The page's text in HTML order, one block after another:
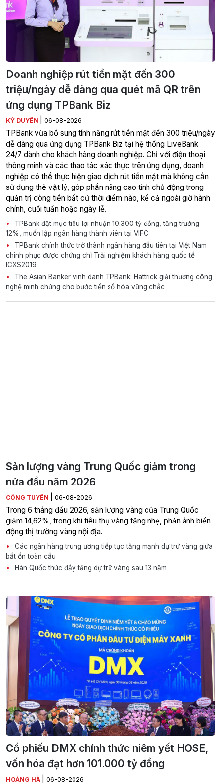
Doanh nghiệp rút tiền mặt đến 300
triệu/ngày dễ dàng qua quét mã QR trên
ứng dụng TPBank Biz
KỲ DUYÊN 06-08-2026
TPBank vừa bổ sung tính năng rút tiền mặt đến 300 triệu/ngày
dễ dàng qua ứng dụng TPBank Biz tại hệ thống LiveBank
24/7 dành cho khách hàng doanh nghiệp. Chỉ với điện thoại
thông minh và các thao tác xác thực trên ứng dụng, doanh
nghiệp có thể thực hiện giao dịch rút tiền mặt mà không cần
sử dụng thẻ vật lý, góp phần nâng cao tính chủ động trong
quản trị dòng tiền bất cứ thời điểm nào, kể cả ngoài giờ hành
chính, cuối tuần hoặc ngày lễ.
TPBank đặt mục tiêu lợi nhuận 10.300 tỷ đồng, tăng trưởng
12%, muốn lập ngân hàng thành viên tại VIFC
TPBank chính thức trở thành ngân hàng đầu tiên tại Việt Nam
chinh phục được chứng chỉ Trải nghiệm khách hàng quốc tế
ICXS2019
The Asian Banker vinh danh TPBank: Hattrick giải thưởng công
nghệ minh chứng cho bước tiến số hóa vững chắc
Sản lượng vàng Trung Quốc giảm trong
nửa đầu năm 2026
CÔNG TUYÊN 06-08-2026
Trong 6 tháng đầu 2026, sản lượng vàng của Trung Quốc
giảm 14,62%, trong khi tiêu thụ vàng tăng nhẹ, phản ánh biến
động thị trường vàng nội địa.
Các ngân hàng trung ương tiếp tục tăng mạnh dự trữ vàng giữa
bất ổn toàn cầu
Hàn Quốc thúc đẩy tăng dự trữ vàng sau 13 năm
Cổ phiếu DMX chính thức niêm yết HOSE,
vốn hóa đạt hơn 101.000 tỷ đồng
HOÀNG HÀ 06-08-2026